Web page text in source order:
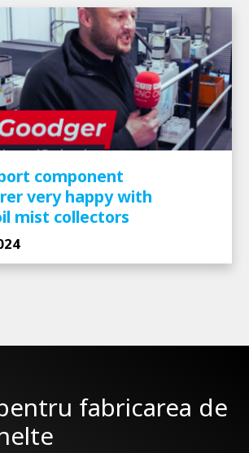
component
very happy with
mist collectors
fabricarea de